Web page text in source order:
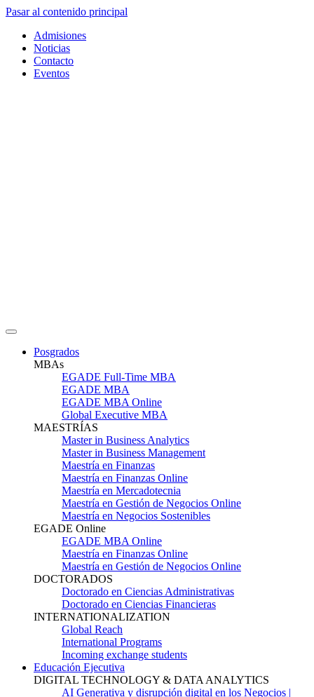
Pasar al contenido principal
Admisiones
Noticias
Contacto
Eventos
Posgrados
MBAs
EGADE Full-Time MBA
EGADE MBA
EGADE MBA Online
Global Executive MBA
MAESTRÍAS
Master in Business Analytics
Master in Business Management
Maestría en Finanzas
Maestría en Finanzas Online
Maestría en Mercadotecnia
Maestría en Gestión de Negocios Online
Maestría en Negocios Sostenibles
EGADE Online
EGADE MBA Online
Maestría en Finanzas Online
Maestría en Gestión de Negocios Online
DOCTORADOS
Doctorado en Ciencias Administrativas
Doctorado en Ciencias Financieras
INTERNATIONALIZATION
Global Reach
International Programs
Incoming exchange students
Educación Ejecutiva
DIGITAL TECHNOLOGY & DATA ANALYTICS
AI Generativa y disrupción digital en los Negocios |